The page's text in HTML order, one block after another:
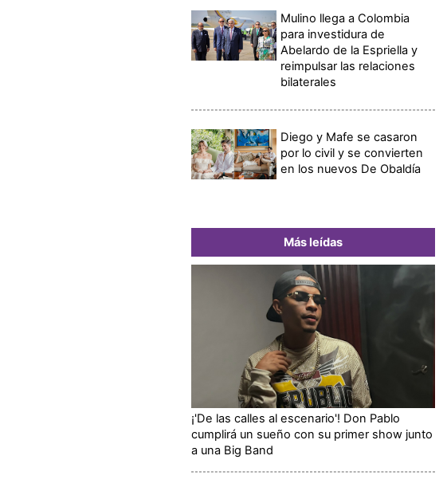
Mulino llega a Colombia
para investidura de
Abelardo de la Espriella y
reimpulsar las relaciones
bilaterales
Diego y Mafe se casaron
por lo civil y se convierten
en los nuevos De Obaldía
Más leídas
¡'De las calles al escenario'! Don Pablo
cumplirá un sueño con su primer show junto
a una Big Band